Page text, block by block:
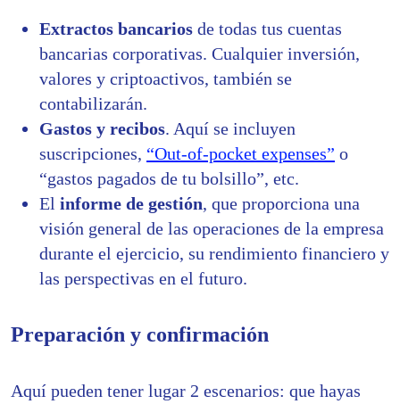
Extractos bancarios de todas tus cuentas
bancarias corporativas. Cualquier inversión,
valores y criptoactivos, también se
contabilizarán.
Gastos y recibos. Aquí se incluyen
suscripciones, “Out-of-pocket expenses” o
“gastos pagados de tu bolsillo”, etc.
El informe de gestión, que proporciona una
visión general de las operaciones de la empresa
durante el ejercicio, su rendimiento financiero y
las perspectivas en el futuro.
Preparación y confirmación
Aquí pueden tener lugar 2 escenarios: que hayas